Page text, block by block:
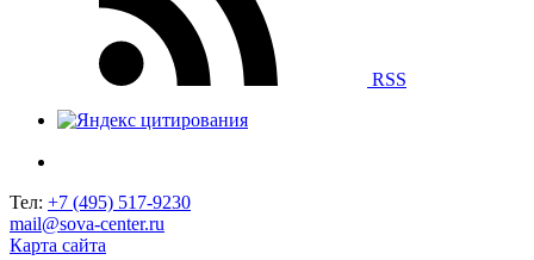
RSS
Тел: +7 (495) 517-9230
mail@sova-center.ru
Карта сайта